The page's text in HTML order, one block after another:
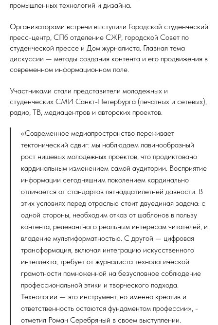
промышленных технологий и дизайна.
Организаторами встречи выступили Городской студенческий
пресс-центр, СПб отделение СЖР, городской Совет по
студенческой прессе и Дом журналиста. Главная тема
дискуссии — методы создания контента и его продвижения в
современном информационном поле.
Участниками стали представители молодежных и
студенческих СМИ Санкт-Петербурга (печатных и сетевых),
радио, ТВ, медиацентров и авторских проектов.
«Современное медиапространство переживает
тектонический сдвиг: мы наблюдаем лавинообразный
рост нишевых молодежных проектов, что продиктовано
кардинальным изменением самой аудитории. Восприятие
информации сегодняшним поколением кардинально
отличается от стандартов пятнадцатилетней давности. В
этих условиях перед отраслью стоит двуединая задача: с
одной стороны, необходим отказ от шаблонов в пользу
контента, релевантного реальным интересам читателей, и
владение мультиформатностью. С другой — цифровая
трансформация, включая интеграцию искусственного
интеллекта, требует от журналиста технологической
грамотности помноженной на безусловное соблюдение
профессиональной этики и творческого подхода.
Технологии — это инструмент, но именно креатив и
ответственность остаются фундаментом профессии», -
отметил Роман Серебряный в своем выступлении.